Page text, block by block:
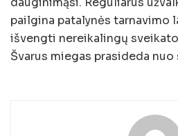
pailgina patalynės tarnavimo
išvengti nereikalingų
Švarus miegas prasideda